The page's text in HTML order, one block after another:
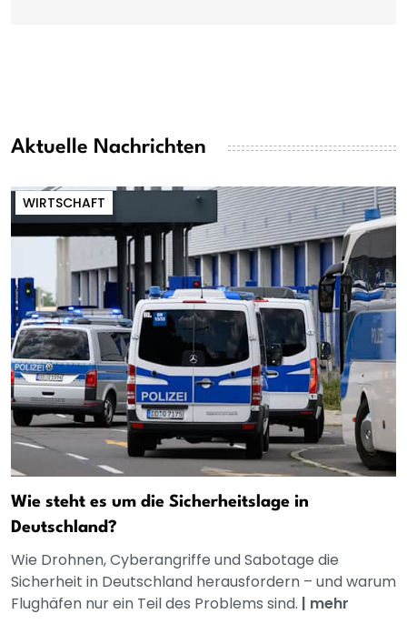
Aktuelle Nachrichten
WIRTSCHAFT
Wie steht es um die Sicherheitslage in
Deutschland?
Wie Drohnen, Cyberangriffe und Sabotage die
Sicherheit in Deutschland herausfordern – und warum
Flughäfen nur ein Teil des Problems sind. | mehr